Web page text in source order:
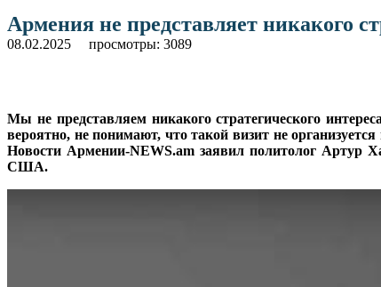
Армения не представляет никакого
08.02.2025 просмотры: 3089
Мы не представляем никакого стратегического
вероятно, не понимают, что такой визит не
Новости Армении-NEWS.am заявил политолог Артур
США.